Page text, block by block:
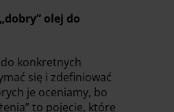
olej do
konkretnych
się i zdefiniować
je oceniamy, bo
to pojęcie, które